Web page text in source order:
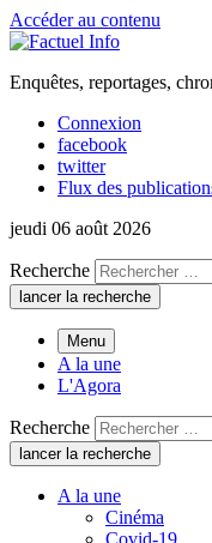
Accéder au contenu
Enquêtes, reportages,
Connexion
facebook
twitter
Flux des
jeudi 06 août 2026
Recherche
lancer la recherche
Menu
A la une
L'Agora
Recherche
lancer la recherche
A la une
Cinéma
Covid-19